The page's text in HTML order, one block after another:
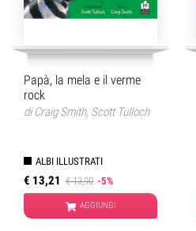
Papà, la mela e il verme
rock
diCraig Smith, Scott Tulloch
ALBI ILLUSTRATI
€ 13,21 € 13,90 -5%
AGGIUNGI